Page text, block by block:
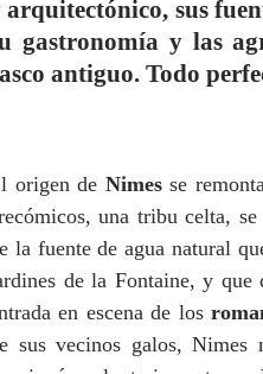
arquitectónico, sus
gastronomía y las
antiguo. Todo
origen de Nimesse
una tribu celta,
la fuente de agua natural
de la Fontaine, y
en escena de los
sus vecinos galos, Nimes